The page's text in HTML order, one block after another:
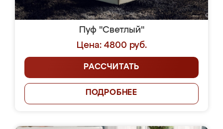
Пуф "Светлый"
Цена: 4800 руб.
РАССЧИТАТЬ
ПОДРОБНЕЕ